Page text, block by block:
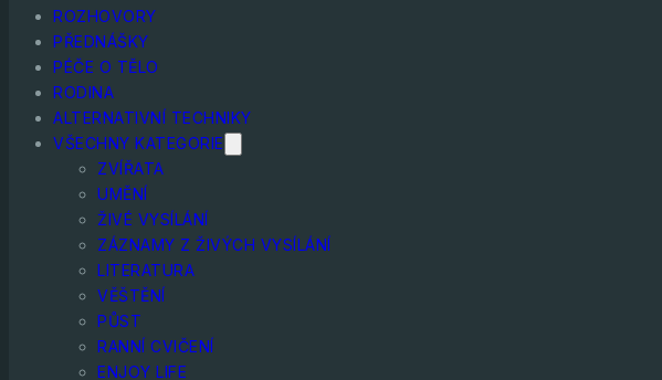
ROZHOVORY
PŘEDNÁŠKY
PÉČE O TĚLO
RODINA
ALTERNATIVNÍ TECHNIKY
VŠECHNY KATEGORIE
ZVÍŘATA
UMĚNÍ
ŽIVÉ VYSÍLÁNÍ
ZÁZNAMY Z ŽIVÝCH VYSÍLÁNÍ
LITERATURA
VĚŠTĚNÍ
PŮST
RANNÍ CVIČENÍ
ENJOY LIFE